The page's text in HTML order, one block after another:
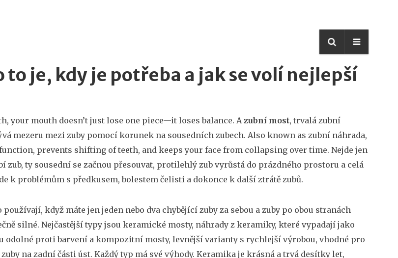
to je, kdy je potřeba a jak se volí nejlepší
your mouth doesn’t just lose one piece—it loses balance. Azubní most, trvalá zubní
mezeru mezi zuby pomocí korunek na sousedních zubech. Also known as zubní náhrada,
prevents shifting of teeth, and keeps your face from collapsing over time. Nejde jen
zub, ty sousední se začnou přesouvat, protilehlý zub vyrůstá do prázdného prostoru a celá
k problémům s předkusem, bolestem čelisti a dokonce k další ztrátě zubů.
používají, když máte jen jeden nebo dva chybějící zuby za sebou a zuby po obou stranách
silné. Nejčastější typy jsou keramické mosty, náhrady z keramiky, které vypadají jako
odolné proti barvení a kompozitní mosty, levnější varianty s rychlejší výrobou, vhodné pro
na zadní části úst. Každý typ má své výhody. Keramika je krásná a trvá desítky let,